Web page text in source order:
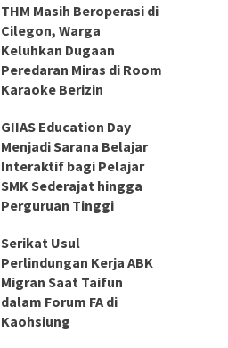
THM Masih Beroperasi di
Cilegon, Warga
Keluhkan Dugaan
Peredaran Miras di Room
Karaoke Berizin
August 8, 2026
GIIAS Education Day
Menjadi Sarana Belajar
Interaktif bagi Pelajar
SMK Sederajat hingga
Perguruan Tinggi
Serikat Usul
Perlindungan Kerja ABK
Migran Saat Taifun
dalam Forum FA di
Kaohsiung